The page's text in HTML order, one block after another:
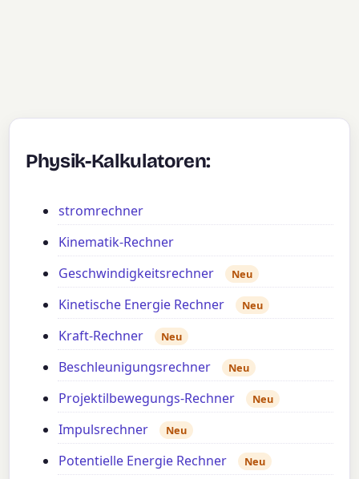
Physik-Kalkulatoren:
stromrechner
Kinematik-Rechner
Geschwindigkeitsrechner
Neu
Kinetische Energie Rechner Neu
Kraft-Rechner Neu
Beschleunigungsrechner Neu
Projektilbewegungs-Rechner Neu
Impulsrechner Neu
Potentielle Energie Rechner Neu